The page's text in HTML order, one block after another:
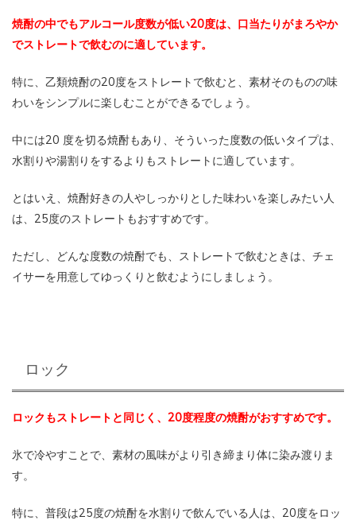
焼酎の中でもアルコール度数が低い20度は、口当たりがまろやか
でストレートで飲むのに適しています。
特に、乙類焼酎の20度をストレートで飲むと、素材そのものの味
わいをシンプルに楽しむことができるでしょう。
中には20 度を切る焼酎もあり、そういった度数の低いタイプは、
水割りや湯割りをするよりもストレートに適しています。
とはいえ、焼酎好きの人やしっかりとした味わいを楽しみたい人
は、25度のストレートもおすすめです。
ただし、どんな度数の焼酎でも、ストレートで飲むときは、チェ
イサーを用意してゆっくりと飲むようにしましょう。
ロック
ロックもストレートと同じく、20度程度の焼酎がおすすめです。
氷で冷やすことで、素材の風味がより引き締まり体に染み渡りま
す。
特に、普段は25度の焼酎を水割りで飲んでいる人は、20度をロッ